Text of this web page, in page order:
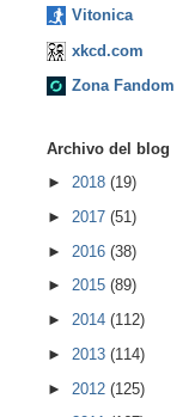
Vitonica
xkcd.com
Zona Fandom
Archivo del blog
► 2018 (19)
► 2017 (51)
► 2016 (38)
► 2015 (89)
► 2014 (112)
► 2013 (114)
► 2012 (125)